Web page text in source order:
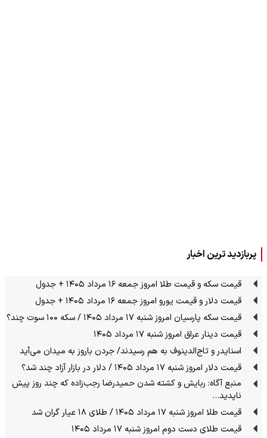
پربازدید ترین اخبار
قیمت سکه و قیمت طلا امروز جمعه ۱۶ مرداد ۱۴۰۵ + جدول
قیمت دلار و قیمت یورو امروز جمعه ۱۶ مرداد ۱۴۰۵ + جدول
قیمت سکه پارسیان امروز شنبه ۱۷ مرداد ۱۴۰۵ / سکه ۱۰۰ سوت چند؟
قیمت دینار عراق امروز شنبه ۱۷ مرداد ۱۴۰۵
اسنایدر و تاج‌الدینوف به هم رسیدند/ جردن باروز به میدان می‌آید
قیمت دلار امروز شنبه ۱۷ مرداد ۱۴۰۵ / دلار در بازار آزاد چند شد؟
منبع آگاه: ربایش و کشته شدن حمیدرضا رجب‌زاده که چند روز پیش
ناپدید…
قیمت طلا امروز شنبه ۱۷ مرداد ۱۴۰۵ / طلای ۱۸ عیار گران شد
قیمت طلای دست دوم امروز شنبه ۱۷ مرداد ۱۴۰۵